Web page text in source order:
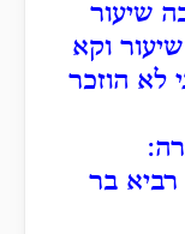
שיעור
וקא
לא הוזכר
רביא בר